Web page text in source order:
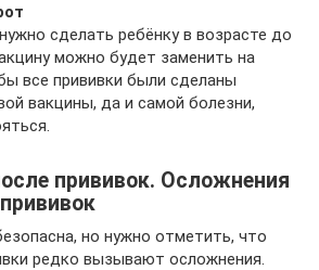
сделать ребёнку в возрасте до
можно будет заменить на
все прививки были сделаны
вакцины, да и самой болезни,
прививок. Осложнения
но нужно отметить, что
редко вызывают осложнения.